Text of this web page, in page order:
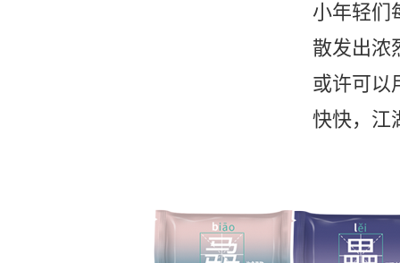
小年轻们
散发出浓
或许可以
快快，江